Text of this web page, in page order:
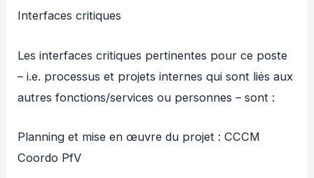
Interfaces critiques
Les interfaces critiques pertinentes pour ce poste
– i.e. processus et projets internes qui sont liés aux
autres fonctions/services ou personnes – sont :
Planning et mise en œuvre du projet : CCCM
Coordo PfV